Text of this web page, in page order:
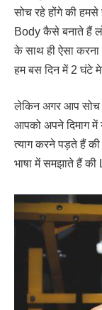
सोच रहे होंगे की हमसे
Body कैसे बनाते हैं
के साथ ही ऐसा
हम बस दिन में 2 घंटे
लेकिन अगर आप सोच
आपको अपने दिमाग में
त्याग करने पड़ते हैं
भाषा में समझाते हैं